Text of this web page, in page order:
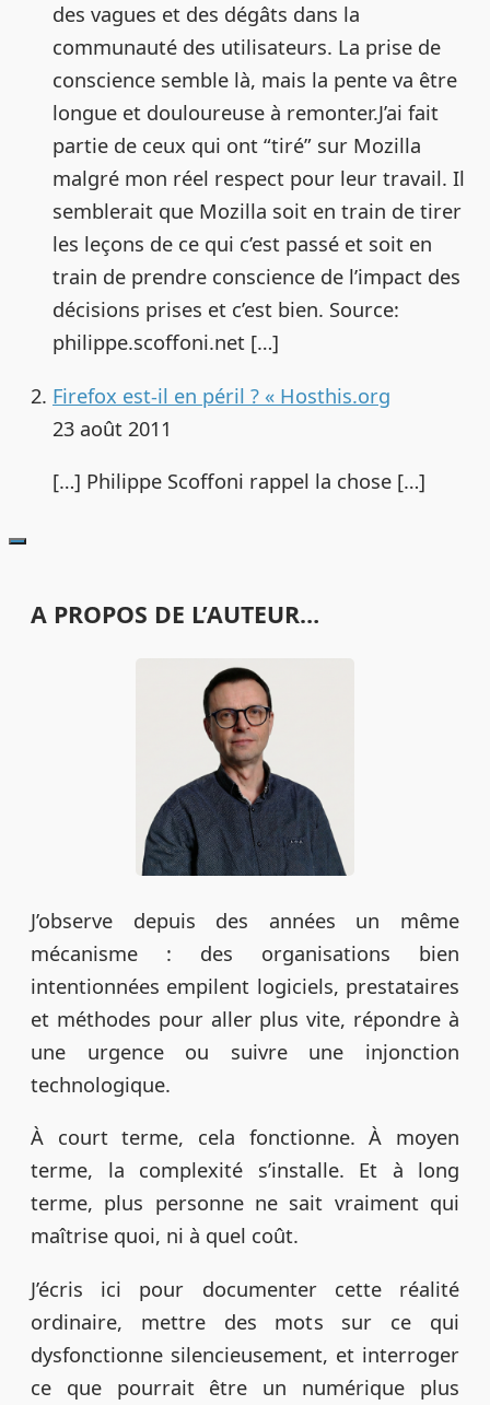
des vagues et des dégâts dans la
communauté des utilisateurs. La prise de
conscience semble là, mais la pente va être
longue et douloureuse à remonter.J’ai fait
partie de ceux qui ont “tiré” sur Mozilla
malgré mon réel respect pour leur travail. Il
semblerait que Mozilla soit en train de tirer
les leçons de ce qui c’est passé et soit en
train de prendre conscience de l’impact des
décisions prises et c’est bien. Source:
philippe.scoffoni.net […]
Firefox est-il en péril ? « Hosthis.org
23 août 2011
[…] Philippe Scoffoni rappel la chose […]
A PROPOS DE L’AUTEUR…
J’observe depuis des années un même
mécanisme : des organisations bien
intentionnées empilent logiciels, prestataires
et méthodes pour aller plus vite, répondre à
une urgence ou suivre une injonction
technologique.
À court terme, cela fonctionne. À moyen
terme, la complexité s’installe. Et à long
terme, plus personne ne sait vraiment qui
maîtrise quoi, ni à quel coût.
J’écris ici pour documenter cette réalité
ordinaire, mettre des mots sur ce qui
dysfonctionne silencieusement, et interroger
ce que pourrait être un numérique plus